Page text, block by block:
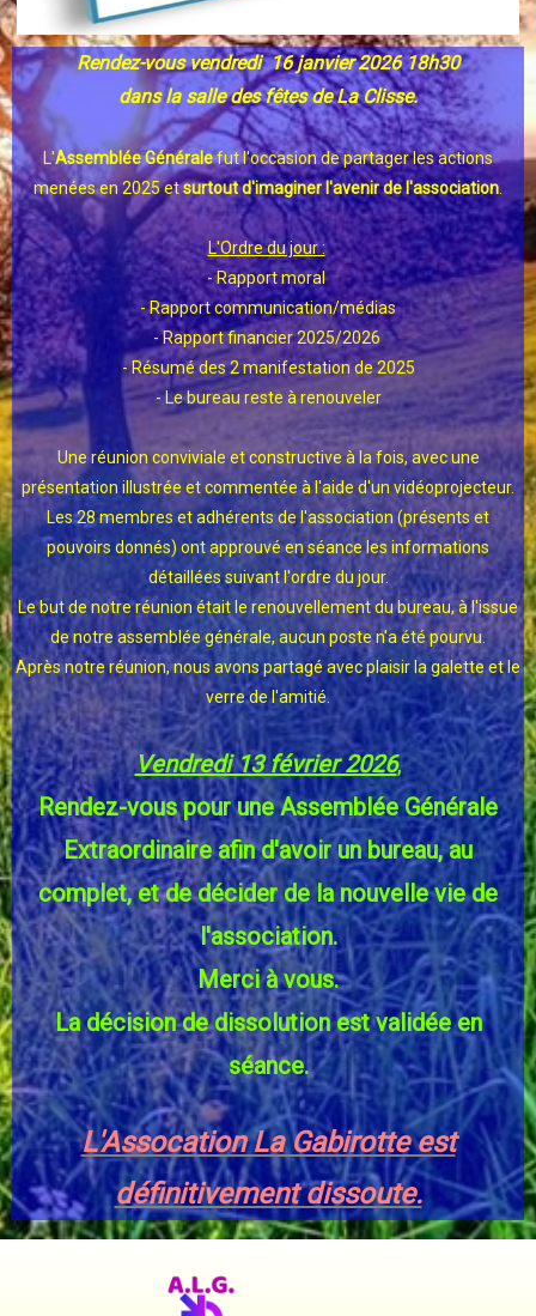
Rendez-vous vendredi 16 janvier 2026 18h30
dans la salle des fêtes de La Clisse.
L'Assemblée Généralefut l'occasion de partager les actions
menées en 2025 etsurtout d'imaginer l'avenir de l'association
L'Ordre du jour :
- Rapport moral
- Rapport communication/médias
- Rapport financier 2025/2026
- Résumé des 2 manifestation de 2025
- Le bureau reste à renouveler
Une réunion conviviale et constructive à la fois, avec une
présentation illustrée et commentée à l'aide d'un vidéoprojecteur.
Les 28 membres et adhérents de l'association (présents et
pouvoirs donnés) ont approuvé en séance les informations
détaillées suivant l'ordre du jour.
Le but de notre réunion était le renouvellement du bureau, à l'issue
de notre assemblée générale, aucun poste n'a été pourvu.
Après notre réunion, nous avons partagé avec plaisir la galette et le
verre de l'amitié.
Vendredi 13 février 2026,
Rendez-vous pour une Assemblée Générale
Extraordinaire afin d'avoir un bureau, au
complet, et de décider de la nouvelle vie de
l'association.
Merci à vous.
La décision de dissolution est validée en
séance.
L'Assocation La Gabirotte est
définitivement dissoute.